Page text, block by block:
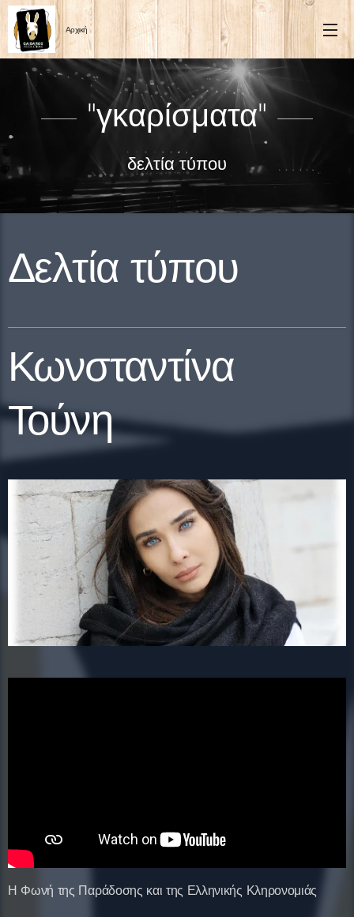
Αρχική
"γκαρίσματα"
δελτία τύπου
Δελτία τύπου
Κωνσταντίνα
Τούνη
Η Φωνή της Παράδοσης και της Ελληνικής Κληρονομιάς